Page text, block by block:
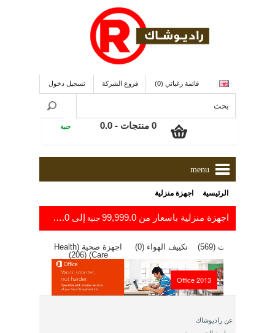
قائمة رغباتي (0) فروع الشركة تسجيل دخول
0 منتجات - 0.0 جنية
menu
الرئيسية اجهزة منزلية
اجهزة منزلية باسعار من 99,999.0 جنية إلى 0.0 جنية
اجهزة صحية (Health
Care) (206)
تكييف الهواء (0) ساعات ومنبهات (569)
Office 2013
عن راديوشاك